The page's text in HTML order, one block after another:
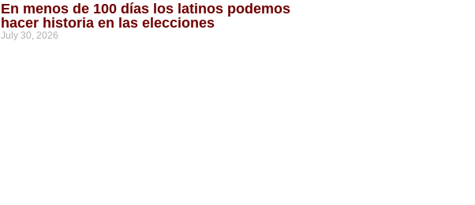
En menos de 100 días los latinos podemos
hacer historia en las elecciones
July 30, 2026